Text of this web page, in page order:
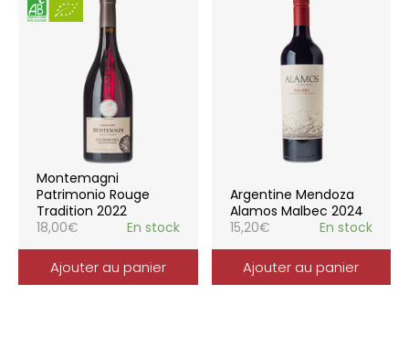
Montemagni
Patrimonio Rouge
Tradition 2022
18,00€ En stock
Ajouter au panier
Argentine Mendoza
Alamos Malbec 2024
15,20€ En stock
Ajouter au panier